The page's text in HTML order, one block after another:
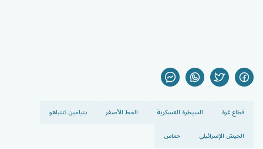
قطاع غزة السيطرة العسكرية الخط الأصفر
بنيامين نتنياهو
الجيش الإسرائيلي
حماس